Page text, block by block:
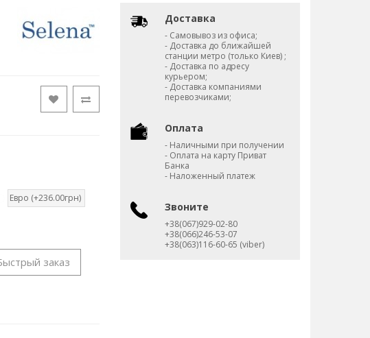
Евро (+236.00грн)
заказ
Доставка
- Самовывоз из офиса;
- Доставка до ближайшей
станции метро (только Киев) ;
- Доставка по адресу
курьером;
- Доставка компаниями
перевозчиками;
Оплата
- Наличными при получении
- Оплата на карту Приват
Банка
- Наложенный платеж
Звоните
+38(067)929-02-80
+38(066)246-53-07
+38(063)116-60-65 (viber)